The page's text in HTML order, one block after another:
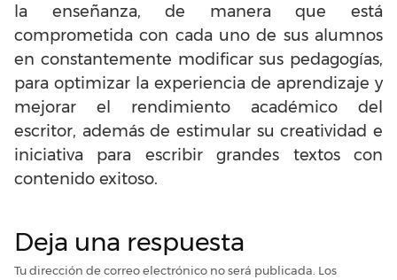
la enseñanza, de manera que está
comprometida con cada uno de sus alumnos
en constantemente modificar sus pedagogías,
para optimizar la experiencia de aprendizaje y
mejorar el rendimiento académico del
escritor, además de estimular su creatividad e
iniciativa para escribir grandes textos con
contenido exitoso.
Deja una respuesta
Tu dirección de correo electrónico no será publicada. Los